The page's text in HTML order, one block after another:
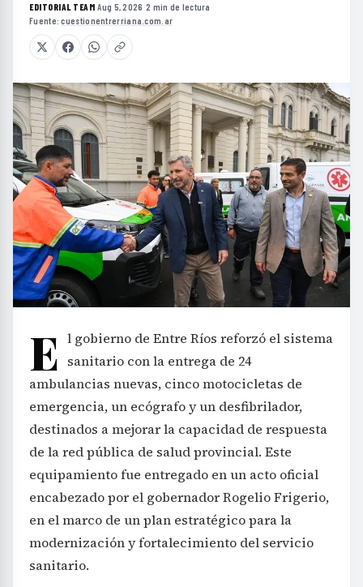
EDITORIAL TEAM·Aug 5, 2026 ·2 min de lectura ·
Fuente:cuestionentrerriana.com.ar
E l gobierno de Entre Ríos reforzó el sistema
sanitario con la entrega de 24
ambulancias nuevas, cinco motocicletas de
emergencia, un ecógrafo y un desfibrilador,
destinados a mejorar la capacidad de respuesta
de la red pública de salud provincial. Este
equipamiento fue entregado en un acto oficial
encabezado por el gobernador Rogelio Frigerio,
en el marco de un plan estratégico para la
modernización y fortalecimiento del servicio
sanitario.